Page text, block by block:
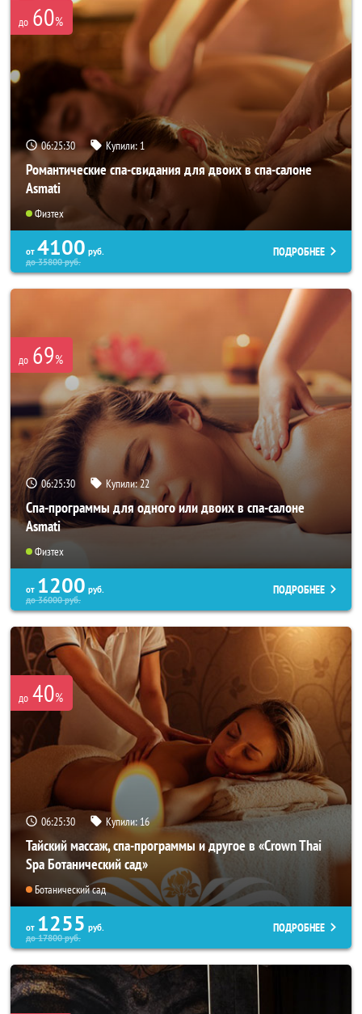
до 60%
06:25:26 Купили: 1
Романтические спа-свидания для двоих в спа-салоне
Asmati
Физтех
от 4100 руб.
до35800руб.
ПОДРОБНЕЕ
до 69%
06:25:26 Купили:22
Спа-программы для одного или двоих в спа-салоне
Asmati
Физтех
от 1200 руб.
до36000руб.
ПОДРОБНЕЕ
до 40%
06:25:26 Купили: 16
Тайский массаж, спа-программы и другое в «Crown Thai
Spa Ботанический сад»
Ботанический сад
от 1255 руб.
до17800руб.
ПОДРОБНЕЕ